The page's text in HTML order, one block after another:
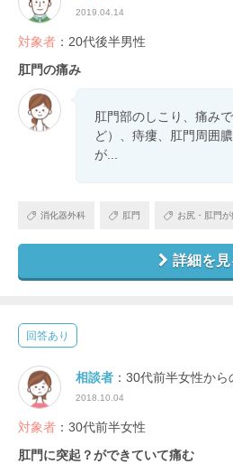
2019.04.14
対象者 ：20代後半男性
肛門の痛み
肛門部のしこり、痛み
ど）、痔瘻、肛門周囲
が...
消化器外科 肛門 お尻・肛門が
詳細を見
回答あり
相談者 ：30代前半女性から
2018.10.04
対象者 ：30代前半女性
肛門に突起？ができていて痛む